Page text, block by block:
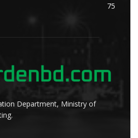
75
Department, Ministry of